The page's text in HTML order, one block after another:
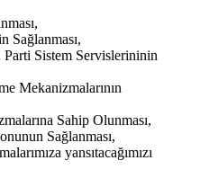
Sağlanması,
Sistem Servislerininin
Mekanizmalarının
Sahip Olunması,
Sağlanması,
yansıtacağımızı